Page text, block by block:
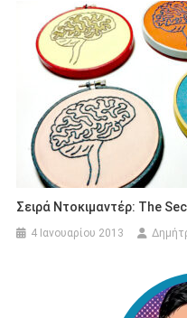
Σειρά Ντοκιμαντέρ: The
4 Ιανουαρίου 2013